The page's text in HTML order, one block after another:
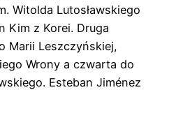
Witolda Lutosławskiego
Kim z Korei. Druga
Marii Leszczyńskiej,
Wrony a czwarta do
Esteban Jiménez